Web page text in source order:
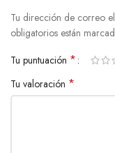
Tu dirección de correo
obligatorios están
Tu puntuación *
Tu valoración *